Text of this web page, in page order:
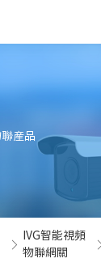
産品
IVG智能視頻
物聯網關